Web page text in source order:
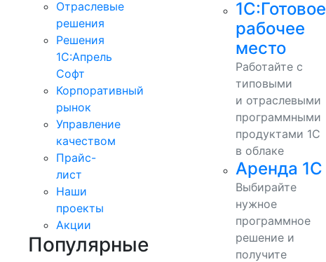
Отраслевые
решения
Решения
1C:Апрель
Софт
Корпоративный
рынок
Управление
качеством
Прайс-
лист
Наши
проекты
Акции
Популярные
1С:Готовое
рабочее
место
Работайте с
типовыми
и отраслевыми
программными
продуктами 1С
в облаке
Аренда 1С
Выбирайте
нужное
программное
решение и
получите